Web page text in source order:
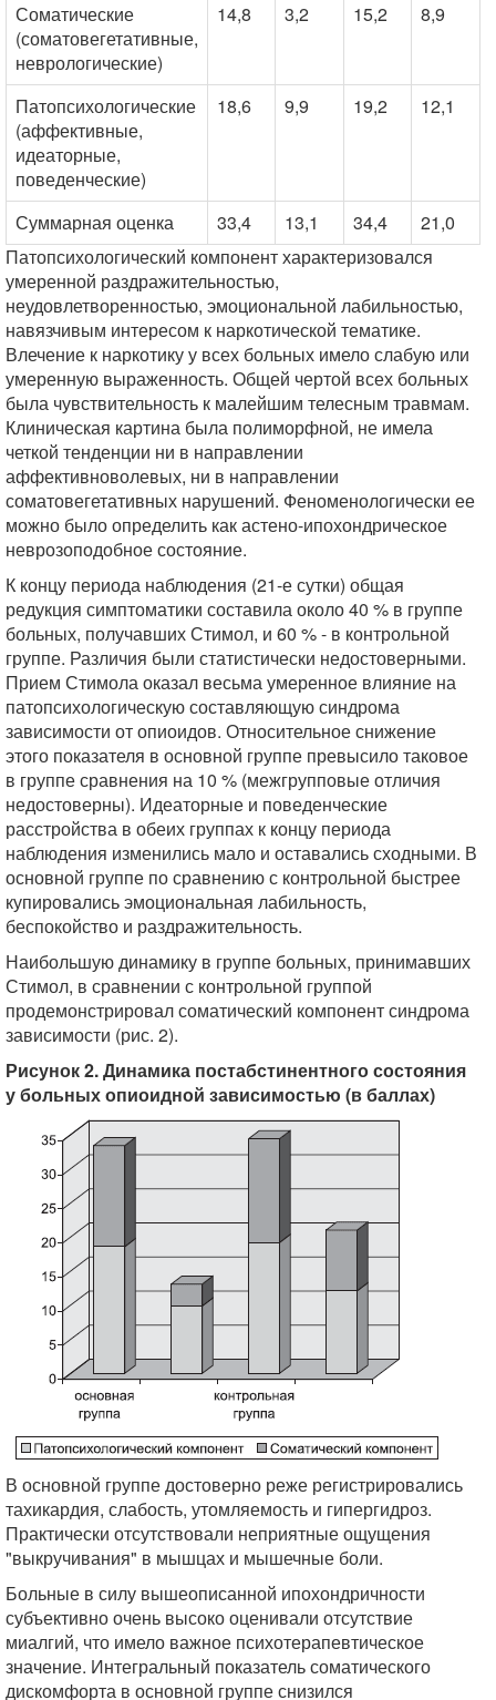
Соматические
(соматовегетативные,
неврологические)
14,8 3,2 15,2 8,9
Патопсихологические
(аффективные,
идеаторные,
поведенческие)
18,6 9,9 19,2 12,1
Суммарная оценка 33,4 13,1 34,4
21,0
Патопсихологический компонент характеризовался
умеренной раздражительностью,
неудовлетворенностью, эмоциональной лабильностью,
навязчивым интересом к наркотической тематике.
Влечение к наркотику у всех больных имело слабую или
умеренную выраженность. Общей чертой всех больных
была чувствительность к малейшим телесным травмам.
Клиническая картина была полиморфной, не имела
четкой тенденции ни в направлении
аффективноволевых, ни в направлении
соматовегетативных нарушений. Феноменологически ее
можно было определить как астено-ипохондрическое
неврозоподобное состояние.
К концу периода наблюдения (21-е сутки) общая
редукция симптоматики составила около 40 % в группе
больных, получавших Стимол, и 60 % - в контрольной
группе. Различия были статистически недостоверными.
Прием Стимола оказал весьма умеренное влияние на
патопсихологическую составляющую синдрома
зависимости от опиоидов. Относительное снижение
этого показателя в основной группе превысило таковое
в группе сравнения на 10 % (межгрупповые отличия
недостоверны). Идеаторные и поведенческие
расстройства в обеих группах к концу периода
наблюдения изменились мало и оставались сходными. В
основной группе по сравнению с контрольной быстрее
купировались эмоциональная лабильность,
беспокойство и раздражительность.
Наибольшую динамику в группе больных, принимавших
Стимол, в сравнении с контрольной группой
продемонстрировал соматический компонент синдрома
зависимости (рис. 2).
Рисунок 2. Динамика постабстинентного состояния
у больных опиоидной зависимостью (в баллах)
В основной группе достоверно реже регистрировались
тахикардия, слабость, утомляемость и гипергидроз.
Практически отсутствовали неприятные ощущения
"выкручивания" в мышцах и мышечные боли.
Больные в силу вышеописанной ипохондричности
субъективно очень высоко оценивали отсутствие
миалгий, что имело важное психотерапевтическое
значение. Интегральный показатель соматического
дискомфорта в основной группе снизился